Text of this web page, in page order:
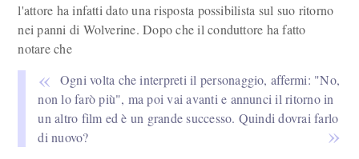
l'attore ha infatti dato una risposta possibilista sul suo ritorno
nei panni di Wolverine. Dopo che il conduttore ha fatto
notare che
Ogni volta che interpreti il personaggio, affermi: "No,
non lo farò più", ma poi vai avanti e annunci il ritorno in
un altro film ed è un grande successo. Quindi dovrai farlo
di nuovo?